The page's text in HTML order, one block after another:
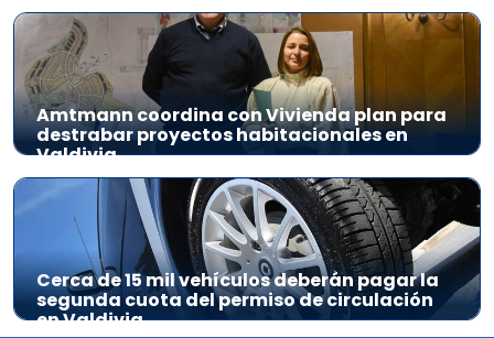
Amtmann coordina con Vivienda plan para
destrabar proyectos habitacionales en
Valdivia
Cerca de 15 mil vehículos deberán pagar la
segunda cuota del permiso de circulación
en Valdivia